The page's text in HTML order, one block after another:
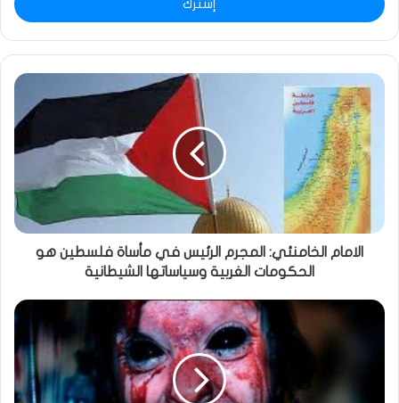
الامام الخامنئي: المجرم الرئيس في مأساة فلسطين هو
الحكومات الغربية وسياساتها الشيطانية